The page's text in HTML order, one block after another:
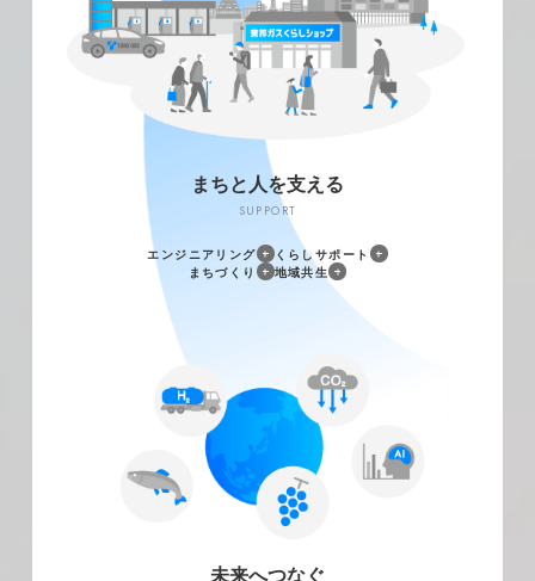
まちと人を支える
SUPPORT
エンジニアリング
くらしサポート
まちづくり
地域共生
未来へつなぐ
四日市工場の発電設備
再エネ
太陽光、バイオマス、風力発電などの再生可能エ
ネルギー電源開発に取り組み、カーボンニュート
ラル社会の実現に貢献しています。